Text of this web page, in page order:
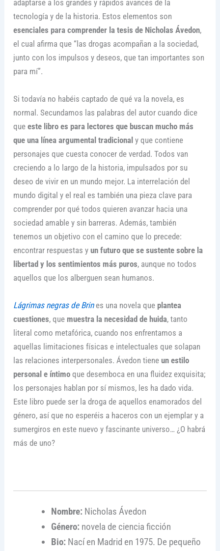
adaptarse a los grandes y rápidos avances de la
tecnología y de la historia. Estos elementos son
esenciales para comprender la tesis de Nicholas Ávedon,
el cual afirma que “las drogas acompañan a la sociedad,
junto con los impulsos y deseos, que tan importantes son
para mí”.
Si todavía no habéis captado de qué va la novela, es
normal. Secundamos las palabras del autor cuando dice
que este libro es para lectores que buscan mucho más
que una línea argumental tradicional y que contiene
personajes que cuesta conocer de verdad. Todos van
creciendo a lo largo de la historia, impulsados por su
deseo de vivir en un mundo mejor. La interrelación del
mundo digital y el real es también una pieza clave para
comprender por qué todos quieren avanzar hacia una
sociedad amable y sin barreras. Además, también
tenemos un objetivo con el camino que lo precede:
encontrar respuestas y un futuro que se sustente sobre la
libertad y los sentimientos más puros, aunque no todos
aquellos que los alberguen sean humanos.
Lágrimas negras de Brin es una novela que plantea
cuestiones, que muestra la necesidad de huida, tanto
literal como metafórica, cuando nos enfrentamos a
aquellas limitaciones físicas e intelectuales que solapan
las relaciones interpersonales. Ávedon tiene un estilo
personal e íntimoque desemboca en una fluidez exquisita;
los personajes hablan por sí mismos, les ha dado vida.
Este libro puede ser la droga de aquellos enamorados del
género, así que no esperéis a haceros con un ejemplar y a
sumergiros en este nuevo y fascinante universo… ¿O habrá
más de uno?
Nombre: Nicholas Ávedon
Género: novela de ciencia ficción
Bio: Nací en Madrid en 1975. De pequeño